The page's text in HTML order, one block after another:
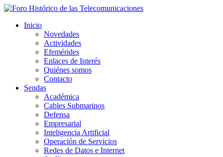
Inicio
Novedades
Actividades
Efemérides
Enlaces de Interés
Quiénes somos
Contacto
Sendas
Académica
Cables Submarinos
Defensa
Empresarial
Inteligencia Artificial
Operación de Servicios
Redes de Datos e Internet